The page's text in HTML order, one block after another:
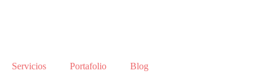
Servicios Portafolio Blog